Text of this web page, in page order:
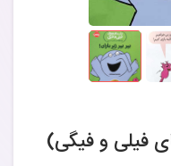
فیلی و فیگی)